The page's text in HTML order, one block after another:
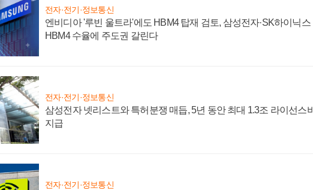
전자·전기·정보통신
엔비디아 '루빈 울트라'에도 HBM4 탑재 검토, 삼성전자·SK하이닉스
HBM4 수율에 주도권 갈린다
전자·전기·정보통신
삼성전자 넷리스트와 특허분쟁 매듭, 5년 동안 최대 1.3조 라이선스비
지급
전자·전기·정보통신